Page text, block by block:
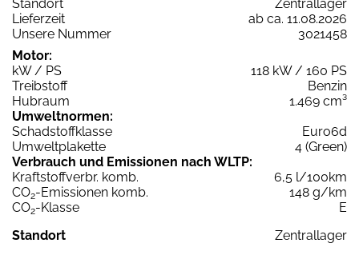
Standort
Zentrallager
Lieferzeit
ab ca. 11.08.2026
Unsere Nummer
3021458
Motor:
kW / PS
118 kW / 160 PS
Treibstoff
Benzin
Hubraum
1.469 cm³
Umweltnormen:
Schadstoffklasse
Euro6d
Umweltplakette
4 (Green)
Verbrauch und Emissionen nach WLTP:
Kraftstoffverbr. komb.
6,5 l/100km
CO2-Emissionen komb.
148 g/km
CO2-Klasse
E
Standort
Zentrallager